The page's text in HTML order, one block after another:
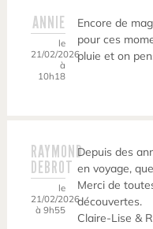
ANNIE
le
21/02/2026
à
10h18
Encore de
pour ces
pluie et on
RAYMOND
DEBROT
le
21/02/2026
à 9h55
Depuis des
en voyage,
Merci de
découvertes.
Claire-Lise &